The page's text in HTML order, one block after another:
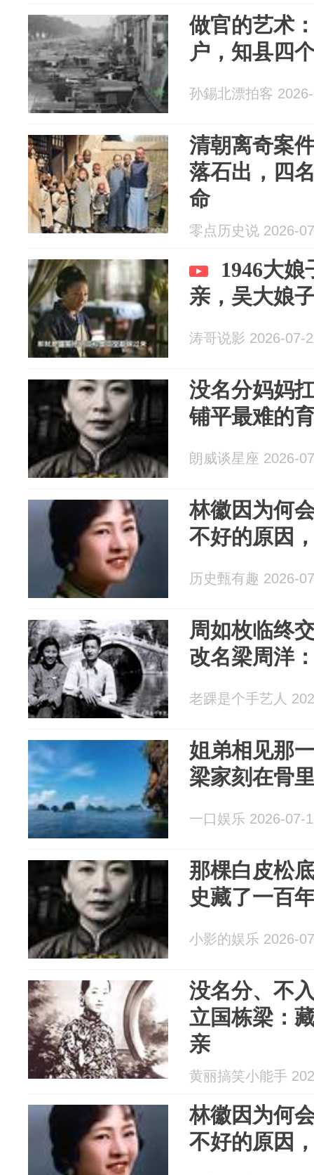
做官的艺术
户，知县四
孙錫北漂拍客
清朝离奇案
落石出，四
命
零点历史说 2026-
1946大
亲，吴大娘
涛哥说影 2026-07-
没名分妈妈
铺平最难的
朗威谈星座 2026-
林徽因为何
不好的原因
历史甄有趣 2026-
周如枚临终
改名梁周洋
老踝是个手艺人
姐弟相见那
梁家刻在骨
一口娱乐 2026-07-
那棵白皮松
史藏了一百
小影的娱乐 2026-
没名分、不
立国栋梁：
亲
黄丽搞笑小能手
林徽因为何
不好的原因